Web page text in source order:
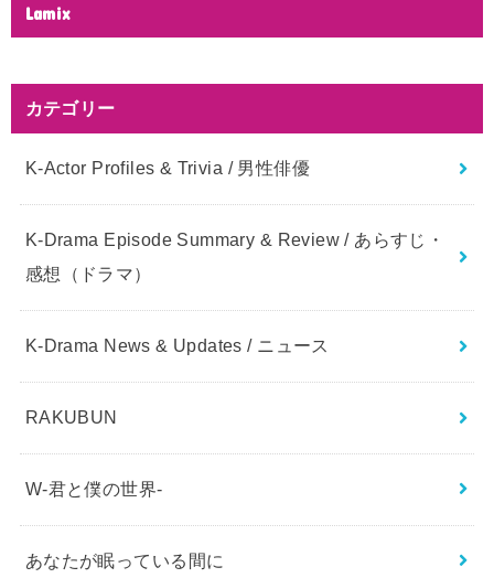
Lamix
カテゴリー
K-Actor Profiles & Trivia / 男性俳優
K-Drama Episode Summary & Review / あらすじ・
感想（ドラマ）
K-Drama News & Updates / ニュース
RAKUBUN
W-君と僕の世界-
あなたが眠っている間に